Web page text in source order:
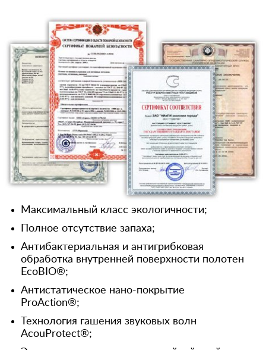
Максимальный класс экологичности;
Полное отсутствие запаха;
Антибактериальная и антигрибковая
обработка внутренней поверхности полотен
EcoBIO®;
Антистатическое нано-покрытие
ProAction®;
Технология гашения звуковых волн
AcouProtect®;